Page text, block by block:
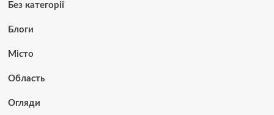
Без категорії
Блоги
Місто
Область
Огляди